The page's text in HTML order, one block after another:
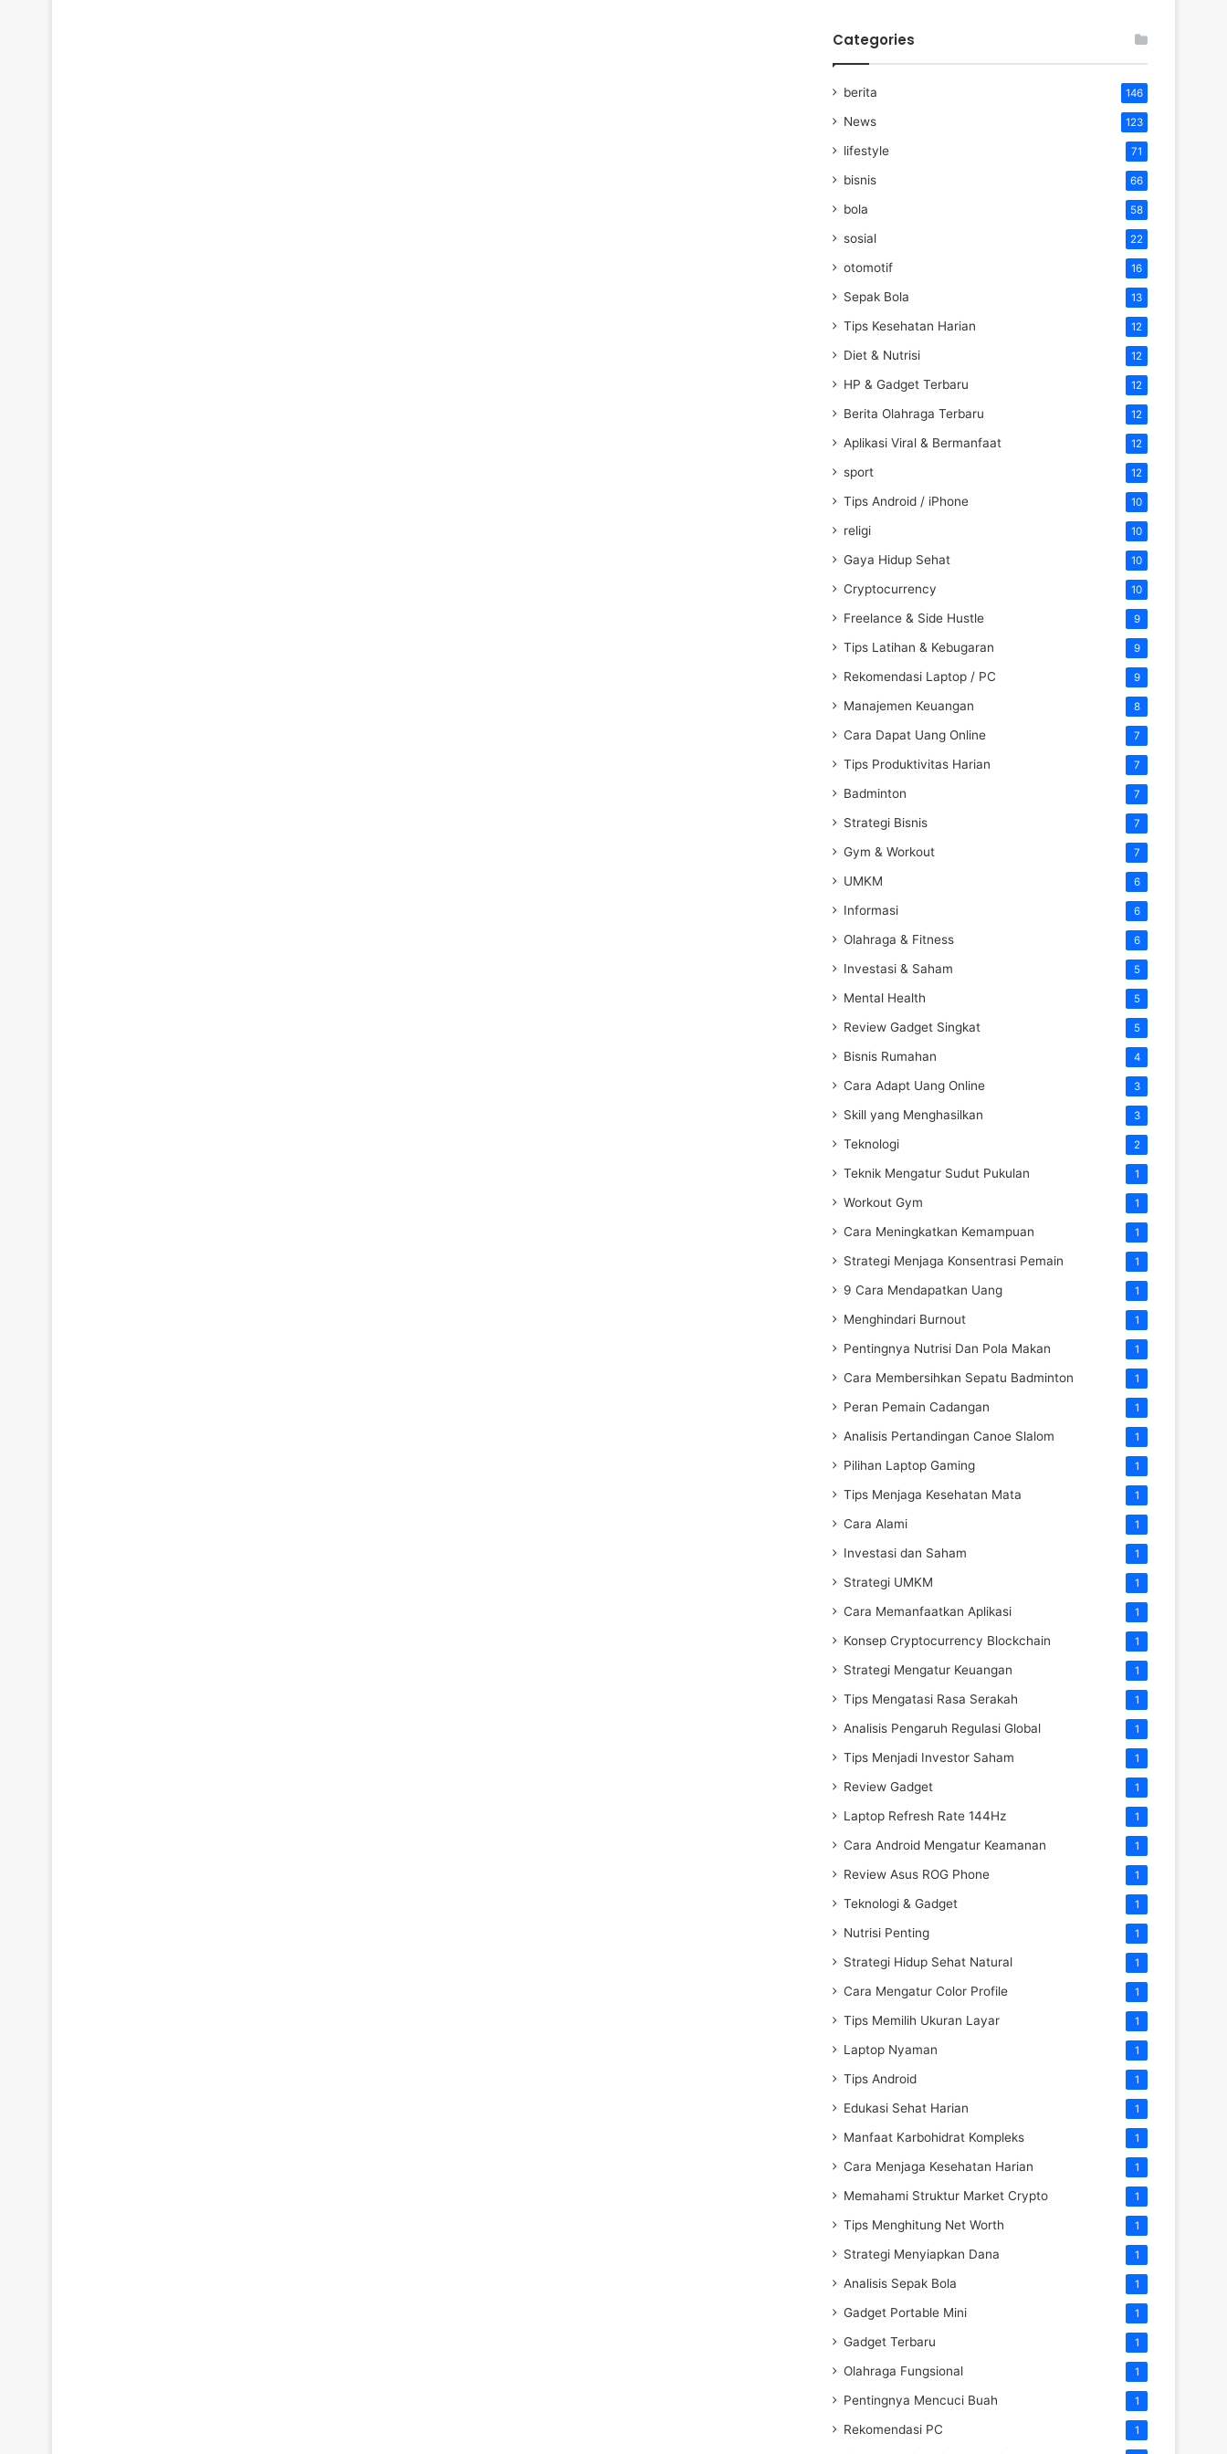
Categories
berita 146
News 123
lifestyle 71
bisnis 66
bola 58
sosial 22
otomotif 16
Sepak Bola 13
Tips Kesehatan Harian 12
Diet & Nutrisi 12
HP & Gadget Terbaru 12
Berita Olahraga Terbaru 12
Aplikasi Viral & Bermanfaat 12
sport 12
Tips Android / iPhone 10
religi 10
Gaya Hidup Sehat 10
Cryptocurrency 10
Freelance & Side Hustle 9
Tips Latihan & Kebugaran 9
Rekomendasi Laptop / PC 9
Manajemen Keuangan 8
Cara Dapat Uang Online 7
Tips Produktivitas Harian 7
Badminton 7
Strategi Bisnis 7
Gym & Workout 7
UMKM 6
Informasi 6
Olahraga & Fitness 6
Investasi & Saham 5
Mental Health 5
Review Gadget Singkat 5
Bisnis Rumahan 4
Cara Adapt Uang Online 3
Skill yang Menghasilkan 3
Teknologi 2
Teknik Mengatur Sudut Pukulan 1
Workout Gym 1
Cara Meningkatkan Kemampuan 1
Strategi Menjaga Konsentrasi Pemain 1
9 Cara Mendapatkan Uang 1
Menghindari Burnout 1
Pentingnya Nutrisi Dan Pola Makan 1
Cara Membersihkan Sepatu Badminton 1
Peran Pemain Cadangan 1
Analisis Pertandingan Canoe Slalom 1
Pilihan Laptop Gaming 1
Tips Menjaga Kesehatan Mata 1
Cara Alami 1
Investasi dan Saham 1
Strategi UMKM 1
Cara Memanfaatkan Aplikasi 1
Konsep Cryptocurrency Blockchain 1
Strategi Mengatur Keuangan 1
Tips Mengatasi Rasa Serakah 1
Analisis Pengaruh Regulasi Global 1
Tips Menjadi Investor Saham 1
Review Gadget 1
Laptop Refresh Rate 144Hz 1
Cara Android Mengatur Keamanan 1
Review Asus ROG Phone 1
Teknologi & Gadget 1
Nutrisi Penting 1
Strategi Hidup Sehat Natural 1
Cara Mengatur Color Profile 1
Tips Memilih Ukuran Layar 1
Laptop Nyaman 1
Tips Android 1
Edukasi Sehat Harian 1
Manfaat Karbohidrat Kompleks 1
Cara Menjaga Kesehatan Harian 1
Memahami Struktur Market Crypto 1
Tips Menghitung Net Worth 1
Strategi Menyiapkan Dana 1
Analisis Sepak Bola 1
Gadget Portable Mini 1
Gadget Terbaru 1
Olahraga Fungsional 1
Pentingnya Mencuci Buah 1
Rekomendasi PC 1